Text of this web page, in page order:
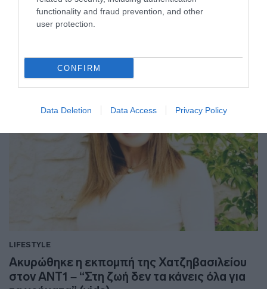
functionality and fraud prevention, and other
user protection.
CONFIRM
Data Deletion Data Access Privacy Policy
Είναι σπάνιες οι φορές που κάνει αναφορά στα
προσωπικά της
LIFESTYLE
Ακυρώθηκε η εκπομπή της Χατζηβασιλείου
στον ANT1 – “Στη ζωή δεν τα κάνεις όλα για